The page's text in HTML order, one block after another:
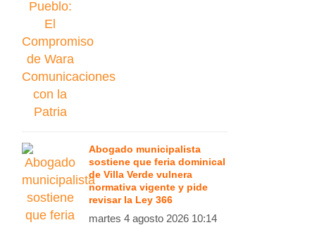
Abogado municipalista
sostiene que feria dominical
de Villa Verde vulnera
normativa vigente y pide
revisar la Ley 366
martes 4 agosto 2026 10:14